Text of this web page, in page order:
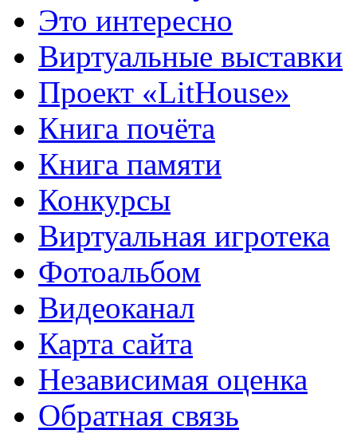
Это интересно
Виртуальные выставки
Проект «LitHouse»
Книга почёта
Книга памяти
Конкурсы
Виртуальная игротека
Фотоальбом
Видеоканал
Карта сайта
Независимая оценка
Обратная связь